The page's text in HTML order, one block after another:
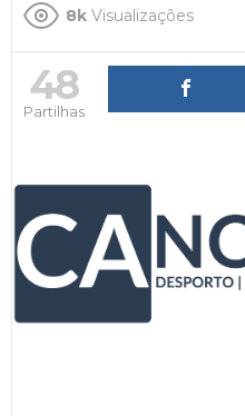
8k Visualizações
48
Partilhas